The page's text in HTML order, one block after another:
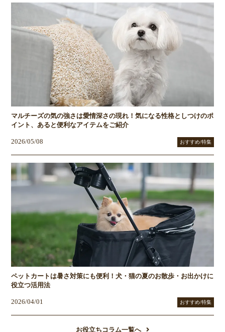
マルチーズの気の強さは愛情深さの現れ！気になる性格としつけのポ
イント、あると便利なアイテムをご紹介
2026/05/08 おすすめ/特集
ペットカートは暑さ対策にも便利！犬・猫の夏のお散歩・お出かけに
役立つ活用法
2026/04/01 おすすめ/特集
お役立ちコラム一覧へ